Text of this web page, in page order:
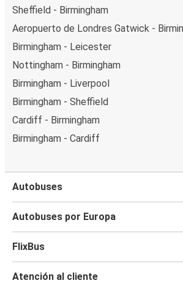
Sheffield - Birmingham
Aeropuerto de Londres Gatwick -
Birmingham - Leicester
Nottingham - Birmingham
Birmingham - Liverpool
Birmingham - Sheffield
Cardiff - Birmingham
Birmingham - Cardiff
Autobuses
Autobuses por Europa
FlixBus
Atención al cliente